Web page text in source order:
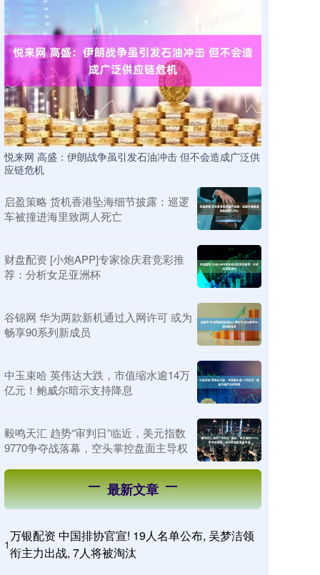
悦来网 高盛：伊朗战争虽引发石油冲击 但不会造成广泛供
应链危机
启盈策略 货机香港坠海细节披露：巡逻
车被撞进海里致两人死亡
财盘配资 [小炮APP]专家徐庆君竞彩推
荐：分析女足亚洲杯
谷锦网 华为两款新机通过入网许可 或为
畅享90系列新成员
中玉束哈 英伟达大跌，市值缩水逾14万
亿元！鲍威尔暗示支持降息
毅鸣天汇 趋势“审判日”临近，美元指数
9770争夺战落幕，空头掌控盘面主导权
最新文章
1
万银配资 中国排协官宣! 19人名单公布, 吴梦洁领
衔主力出战, 7人将被淘汰